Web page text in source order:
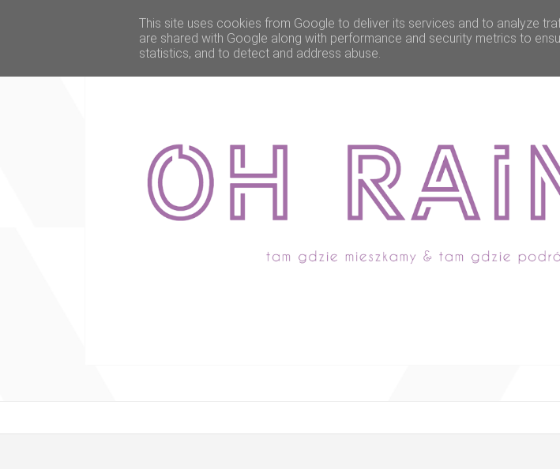
This site uses cookies from Google to deliver its services and to analyze
are shared with Google along with performance and security metrics to
statistics, and to detect and address abuse.